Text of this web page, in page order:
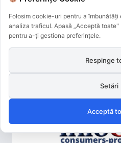
Folosim cookie-uri pentru a îmbunătăți
analiza traficul. Apasă „Acceptă toate"
pentru a-ți gestiona preferințele.
Respinge
Setări
Acceptă